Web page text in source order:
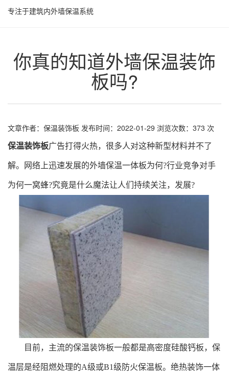
专注于建筑内外墙保温系统
你真的知道外墙保温装饰
板吗?
文章作者：保温装饰板 发布时间：2022-01-29 浏览次数： 373 次
保温装饰板广告打得火热，很多人对这种新型材料并不了
解。网络上迅速发展的外墙保温一体板为何?行业竞争对手
为何一窝蜂?究竟是什么魔法让人们持续关注，发展?
目前，主流的保温装饰板一般都是高密度硅酸钙板，保
温层是经阻燃处理的A级或B1级防火保温板。绝热装饰一体